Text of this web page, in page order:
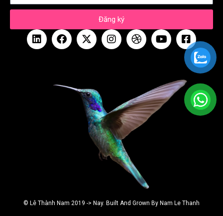
Đăng ký
© Lê Thành Nam 2019 -> Nay. Built And Grown By Nam Le Thanh